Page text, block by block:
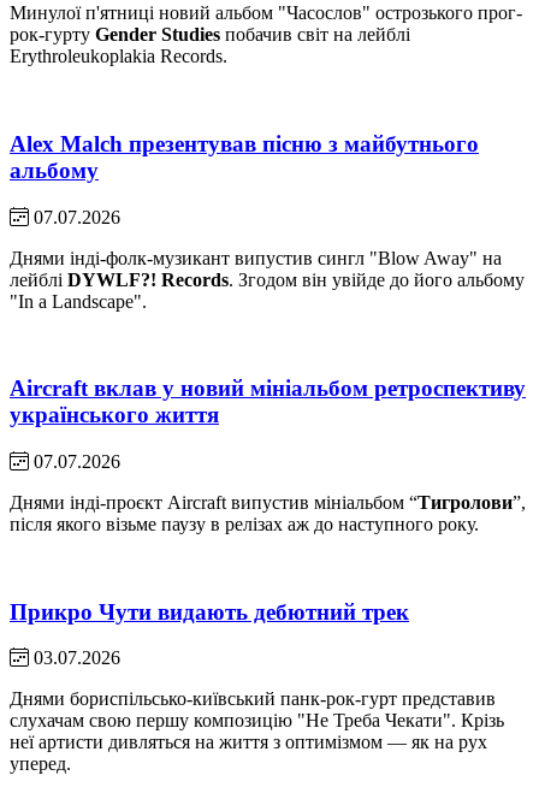
Минулої п'ятниці новий альбом "Часослов" острозького прог-
рок-гурту Gender Studies побачив світ на лейблі
Erythroleukoplakia Records.
Alex Malch презентував пісню з майбутнього
альбому
07.07.2026
Днями інді-фолк-музикант випустив сингл "Blow Away" на
лейблі DYWLF?! Records. Згодом він увійде до його альбому
"In a Landscape".
Aircraft вклав у новий мініальбом ретроспективу
українського життя
07.07.2026
Днями інді-проєкт Aircraft випустив мініальбом “Тигролови”,
після якого візьме паузу в релізах аж до наступного року.
Прикро Чути видають дебютний трек
03.07.2026
Днями бориспільсько-київський панк-рок-гурт представив
слухачам свою першу композицію "Не Треба Чекати". Крізь
неї артисти дивляться на життя з оптимізмом — як на рух
уперед.